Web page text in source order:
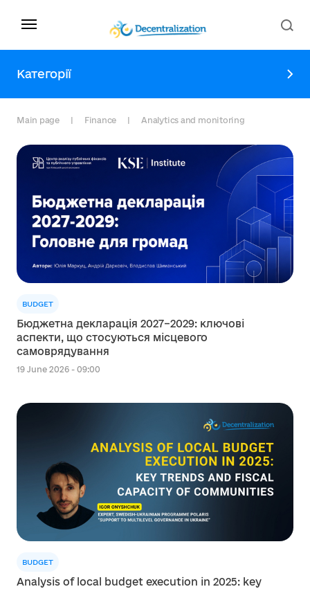
Категорії
Main page Finance Analytics and monitoring
BUDGET
Бюджетна декларація 2027–2029: ключові
аспекти, що стосуються місцевого
самоврядування
19 June 2026 - 09:00
BUDGET
Analysis of local budget execution in 2025: key